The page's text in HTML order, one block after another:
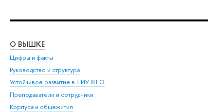
О ВЫШКЕ
Цифры и факты
Руководство и структура
Устойчивое развитие в НИУ ВШЭ
Преподаватели и сотрудники
Корпуса и общежития